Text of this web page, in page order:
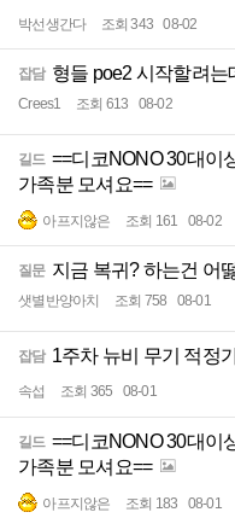
박선생간다 조회 343 08-02
잡담 형들 poe2 시작할려는
Crees1 조회 613 08-02
길드 ==디코NONO 30대이
가족분 모셔요==
아프지않은 조회 161 08-02
질문 지금 복귀? 하는건 어
샛별반양아치 조회 758 08-01
잡담 1주차 뉴비 무기 적정
속섭 조회 365 08-01
길드 ==디코NONO 30대이
가족분 모셔요==
아프지않은 조회 183 08-01